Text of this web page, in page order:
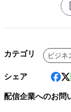
カテゴリ ビジネ
シェア
配信企業へのお問